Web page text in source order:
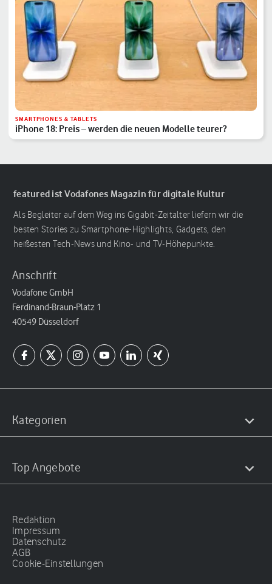
SMARTPHONES & TABLETS
iPhone 18: Preis – werden die neuen Modelle teurer?
featured ist Vodafones Magazin für digitale Kultur
Als Begleiter auf dem Weg ins Gigabit-Zeitalter liefern wir die
besten Stories zu Smartphone-Highlights, Gadgets, den
heißesten Tech-News und Kino- und TV-Höhepunkte.
Anschrift
Vodafone GmbH
Ferdinand-Braun-Platz 1
40549 Düsseldorf
Kategorien
Top Angebote
Redaktion
Impressum
Datenschutz
AGB
Cookie-Einstellungen